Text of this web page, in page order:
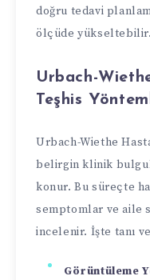
doğru tedavi
ölçüde yükseltebilir.
Urbach-
Teşhis
Urbach-Wiethe
belirgin klinik
konur. Bu süreçte
semptomlar ve aile
incelenir. İşte tanı
Görüntüleme